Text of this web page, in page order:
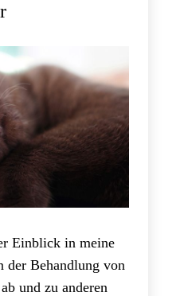
Einblick in meine
der Behandlung von
und zu anderen